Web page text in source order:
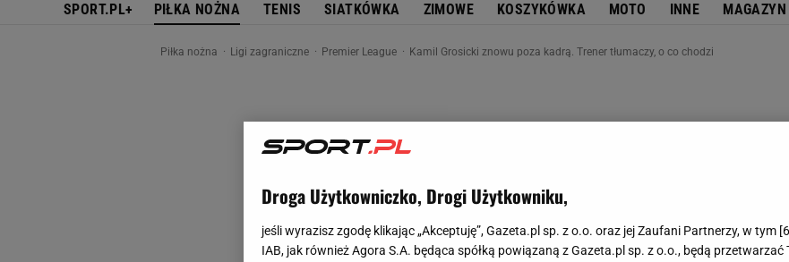
SPORT.PL+ PIŁKA NOŻNA TENIS SIATKÓWKA ZIMOWE KOSZYKÓWKA MOTO INNE
Piłka nożna Ligi zagraniczne Premier League Kamil Grosicki znowu poza kadrą. Trener tłumaczy, o co chodzi
Droga Użytkowniczko, Drogi Użytkowniku,
jeśli wyrazisz zgodę klikając „Akceptuję”, Gazeta.pl sp. z o.o. oraz jej Zaufani Partnerzy, w tym [
IAB, jak również Agora S.A. będąca spółką powiązaną z Gazeta.pl sp. z o.o., będą